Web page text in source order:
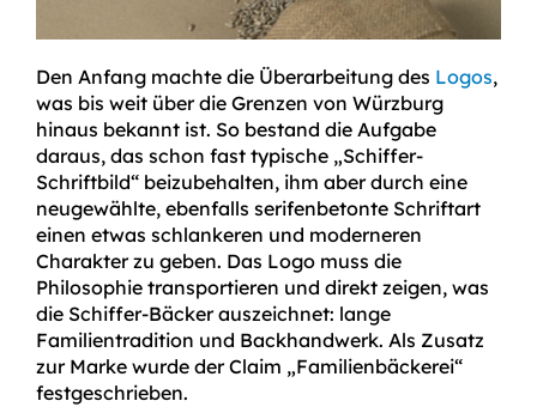
Den Anfang machte die Überarbeitung des Logos,
was bis weit über die Grenzen von Würzburg
hinaus bekannt ist. So bestand die Aufgabe
daraus, das schon fast typische „Schiffer-
Schriftbild“ beizubehalten, ihm aber durch eine
neugewählte, ebenfalls serifenbetonte Schriftart
einen etwas schlankeren und moderneren
Charakter zu geben. Das Logo muss die
Philosophie transportieren und direkt zeigen, was
die Schiffer-Bäcker auszeichnet: lange
Familientradition und Backhandwerk. Als Zusatz
zur Marke wurde der Claim „Familienbäckerei“
festgeschrieben.